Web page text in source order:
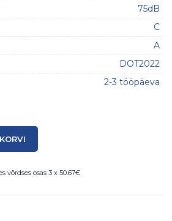
75dB
C
A
DOT2022
2-3 tööpäeva
võrdses osas 3 x 50.67€